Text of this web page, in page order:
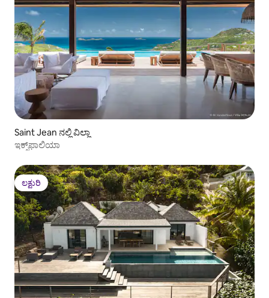
Saint Jean ನಲ್ಲಿ ವಿಲ್ಲಾ
ಇಕ್ಸ್‌ಫಾಲಿಯಾ
ಲಕ್ಷುರಿ
ಲಕ್ಷುರಿ